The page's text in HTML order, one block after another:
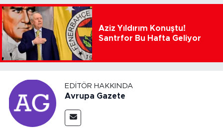
Aziz Yıldırım Konuştu!
Santrfor Bu Hafta Geliyor
EDITÖR HAKKINDA
Avrupa Gazete